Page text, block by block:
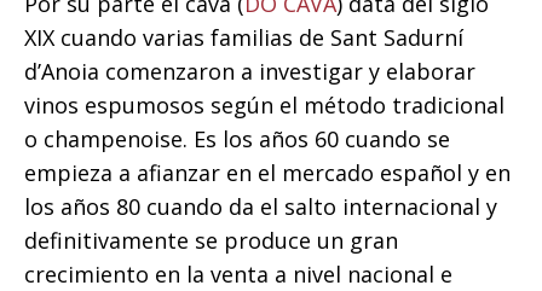
XIX cuando varias familias de Sant Sadurní
d’Anoia comenzaron a investigar y elaborar
vinos espumosos según el método tradicional
o champenoise. Es los años 60 cuando se
empieza a afianzar en el mercado español y en
los años 80 cuando da el salto internacional y
definitivamente se produce un gran
crecimiento en la venta a nivel nacional e